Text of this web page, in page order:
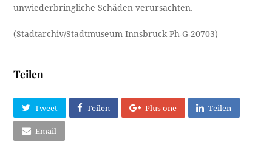
unwiederbringliche Schäden verursachten.
(Stadtarchiv/Stadtmuseum Innsbruck Ph-G-20703)
Teilen
Tweet Teilen Plus one Teilen
Email